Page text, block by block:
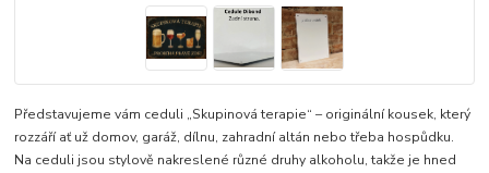
Představujeme vám ceduli „Skupinová terapie“ – originální kousek, který
rozzáří ať už domov, garáž, dílnu, zahradní altán nebo třeba hospůdku.
Na ceduli jsou stylově nakreslené různé druhy alkoholu, takže je hned